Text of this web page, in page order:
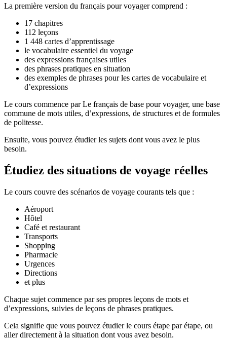
La première version du français pour voyager comprend :
17 chapitres
112 leçons
1 448 cartes d’apprentissage
le vocabulaire essentiel du voyage
des expressions françaises utiles
des phrases pratiques en situation
des exemples de phrases pour les cartes de vocabulaire et
d’expressions
Le cours commence par Le français de base pour voyager, une base
commune de mots utiles, d’expressions, de structures et de formules
de politesse.
Ensuite, vous pouvez étudier les sujets dont vous avez le plus
besoin.
Étudiez des situations de voyage réelles
Le cours couvre des scénarios de voyage courants tels que :
Aéroport
Hôtel
Café et restaurant
Transports
Shopping
Pharmacie
Urgences
Directions
et plus
Chaque sujet commence par ses propres leçons de mots et
d’expressions, suivies de leçons de phrases pratiques.
Cela signifie que vous pouvez étudier le cours étape par étape, ou
aller directement à la situation dont vous avez besoin.